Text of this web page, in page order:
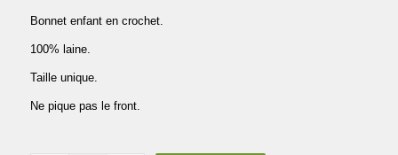
Bonnet enfant en crochet.
100% laine.
Taille unique.
Ne pique pas le front.